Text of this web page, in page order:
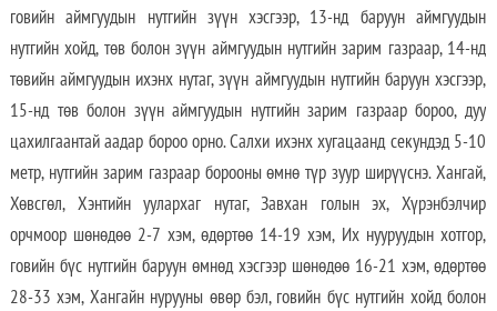
говийн аймгуудын нутгийн зүүн хэсгээр, 13-нд баруун аймгуудын
нутгийн хойд, төв болон зүүн аймгуудын нутгийн зарим газраар, 14-нд
төвийн аймгуудын ихэнх нутаг, зүүн аймгуудын нутгийн баруун хэсгээр,
15-нд төв болон зүүн аймгуудын нутгийн зарим газраар бороо, дуу
цахилгаантай аадар бороо орно. Салхи ихэнх хугацаанд секундэд 5-10
метр, нутгийн зарим газраар борооны өмнө түр зуур ширүүснэ. Хангай,
Хөвсгөл, Хэнтийн уулархаг нутаг, Завхан голын эх, Хүрэнбэлчир
орчмоор шөнөдөө 2-7 хэм, өдөртөө 14-19 хэм, Их нууруудын хотгор,
говийн бүс нутгийн баруун өмнөд хэсгээр шөнөдөө 16-21 хэм, өдөртөө
28-33 хэм, Хангайн нурууны өвөр бэл, говийн бүс нутгийн хойд болон